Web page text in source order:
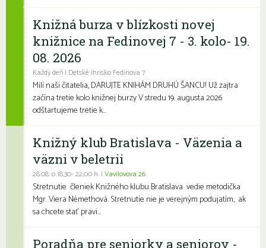
Knižná burza v blízkosti novej
knižnice na Fedinovej 7 - 3. kolo- 19.
08. 2026
Každý deň | Detské ihrisko Fedinova 7
Milí naši čitatelia, DARUJTE KNIHÁM DRUHÚ ŠANCU! Už zajtra
začína tretie kolo knižnej burzy V stredu 19. augusta 2026
odštartujeme tretie k...
Knižný klub Bratislava - Väzenia a
väzni v beletrii
28.08. o 18,30- 22,00 h. | Vavilovova 26
Stretnutie členiek Knižného klubu Bratislava vedie metodička
Mgr. Viera Némethová. Stretnutie nie je verejným podujatím, ak
sa chcete stať pravi...
Poradňa pre seniorky a seniorov -